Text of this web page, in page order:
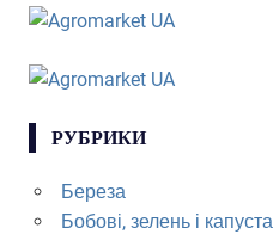
РУБРИКИ
Береза
Бобові, зелень і капуста